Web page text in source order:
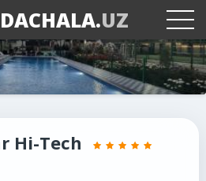
DACHALA.UZ
Hi-Tech